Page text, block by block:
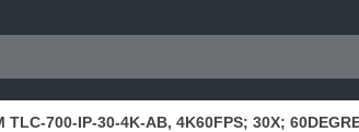
700-IP-30-4K-AB, 4K60FPS; 30X;